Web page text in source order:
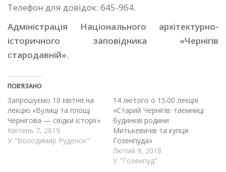
Телефон для довідок: 645-964.
Адміністрація Національного архітектурно-
історичного заповідника «Чернігів
стародавній».
ПОВ’ЯЗАНО
Запрошуємо 10 квітня на
лекцію «Вулиці та площі
Чернігова — свідки історії»
Квітень 7, 2019
У "Володимир Руденок"
14 лютого о 15.00 лекція
«Старий Чернігів: таємниці
будинків родини
Митькевичів та купця
Гозенпуда»
Лютий 9, 2018
У "Гозенпуд"